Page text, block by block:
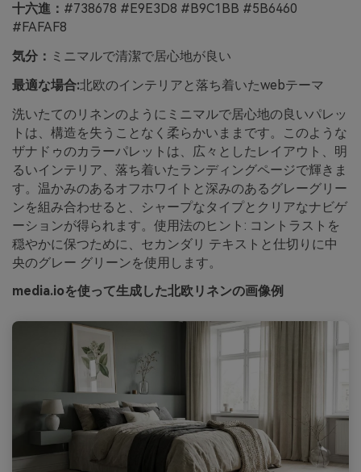
十六進： #738678 #E9E3D8 #B9C1BB #5B6460
#FAFAF8
気分： ミニマルで清潔で居心地が良い
最適な場合:北欧のインテリアと落ち着いたwebテーマ
洗いたてのリネンのようにミニマルで居心地の良いパレッ
トは、構造を失うことなく柔らかいままです。このような
ザナドゥのカラーパレットは、広々としたレイアウト、明
るいインテリア、落ち着いたランディングページで輝きま
す。温かみのあるオフホワイトと深みのあるグレーグリー
ンを組み合わせると、シャープなタイプとクリアなナビゲ
ーションが得られます。使用法のヒント: コントラストを
穏やかに保つために、セカンダリ テキストと仕切りに中
央のグレー グリーンを使用します。
media.ioを使って生成した北欧リネンの画像例